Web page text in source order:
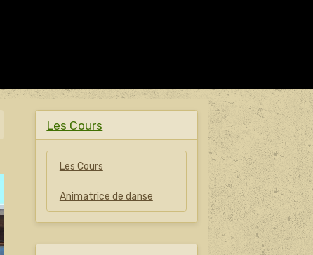
Les Cours
Les Cours
Animatrice de danse